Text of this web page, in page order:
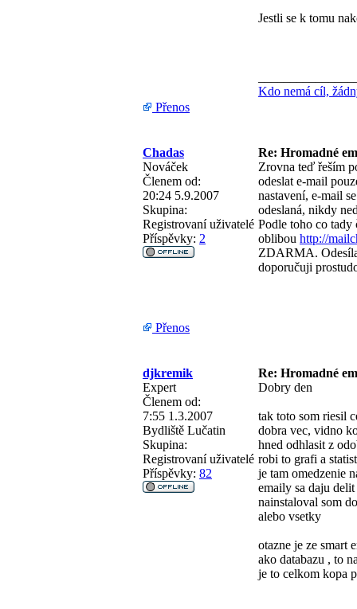
Jestli se k tomu
Kdo nemá cíl,
Přenos
Chadas
Re: Hromadné
Nováček
Členem od:
20:24 5.9.2007
Skupina:
Registrovaní uživatelé
Příspěvky: 2
Zrovna teď řeším
odeslat e-mail
nastavení, e-mail
odeslaná, nikdy
Podle toho co tady
oblibou http://
ZDARMA.
doporučuji
Přenos
djkremik
Re: Hromadné
Expert
Členem od:
7:55 1.3.2007
Bydliště Lučatin
Skupina:
Registrovaní uživatelé
Příspěvky: 82
Dobry den
tak toto som riesil
dobra vec, vidno
hned odhlasit z
robi to grafi a
je tam omedzenie
emaily sa daju
nainstaloval som
alebo vsetky
otazne je ze smart
ako databazu , to
je to celkom kopa